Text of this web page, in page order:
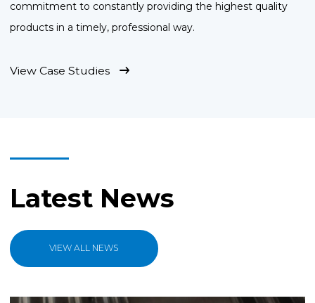
commitment to constantly providing the highest quality
products in a timely, professional way.
View Case Studies
Latest News
VIEW ALL NEWS